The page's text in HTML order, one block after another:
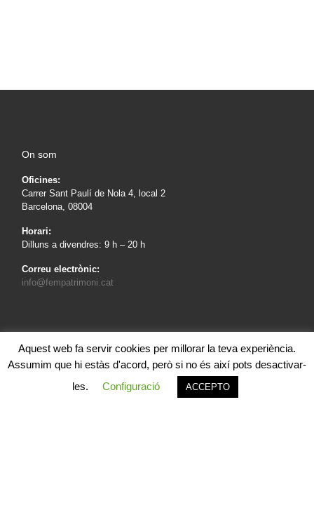
On som
Oficines:
Carrer Sant Paulí de Nola 4, local 2
Barcelona, 08004
Horari:
Dilluns a divendres: 9 h – 20 h
Correu electrònic:
info@fempatrimoni.cat
Avís legal
Política de cookies
Política de privacitat
Aquest web fa servir cookies per millorar la teva experiència.
Assumim que hi estàs d'acord, però si no és així pots desactivar-
les.
Configuració ACCEPTO